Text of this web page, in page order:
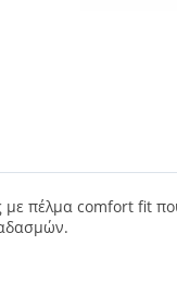
με πέλμα comfort fit